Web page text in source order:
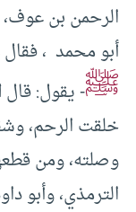
الرحمن بن
أبو محمد ،
ﷺ- يقول: قال
خلقت الرحم،
وصلته، ومن
الترمذي، وأبو